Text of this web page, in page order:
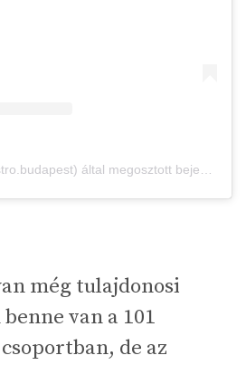
101 BISTRO (@101bistro.budapest) által megosztott bejegyzés
még tulajdonosi
van a 101
de az